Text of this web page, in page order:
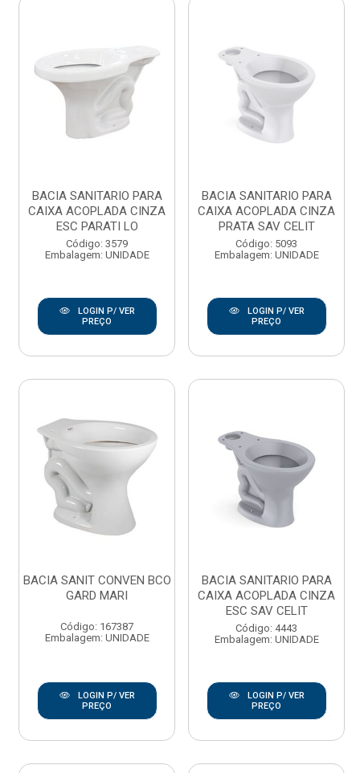
BACIA SANITARIO PARA
CAIXA ACOPLADA CINZA
ESC PARATI LO
Código: 3579
Embalagem: UNIDADE
LOGIN P/ VER
PREÇO
BACIA SANITARIO PARA
CAIXA ACOPLADA CINZA
PRATA SAV CELIT
Código: 5093
Embalagem: UNIDADE
LOGIN P/ VER
PREÇO
BACIA SANIT CONVEN BCO
GARD MARI
Código: 167387
Embalagem: UNIDADE
LOGIN P/ VER
PREÇO
BACIA SANITARIO PARA
CAIXA ACOPLADA CINZA
ESC SAV CELIT
Código: 4443
Embalagem: UNIDADE
LOGIN P/ VER
PREÇO